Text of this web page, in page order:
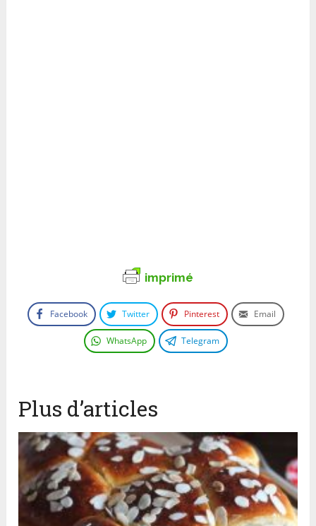
imprimé
Facebook Twitter Pinterest Email
WhatsApp Telegram
Plus d’articles